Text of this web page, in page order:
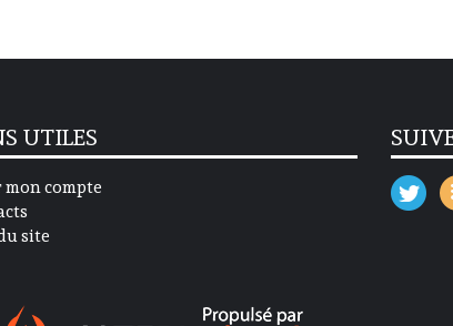
UTILES
mon compte
site